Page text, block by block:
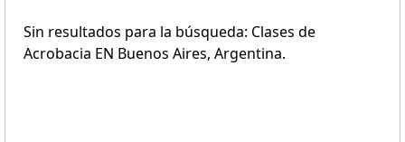
Sin resultados para la búsqueda: Clases de
Acrobacia EN Buenos Aires, Argentina.